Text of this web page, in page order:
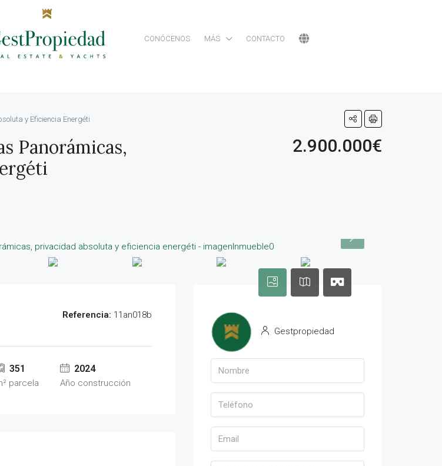
CONÓCENOS MÁS CONTACTO
y Eficiencia Energéti
Panorámicas,
2.900.000€
Referencia: 11an018b
351
parcela
2024
Año construcción
Gestpropiedad